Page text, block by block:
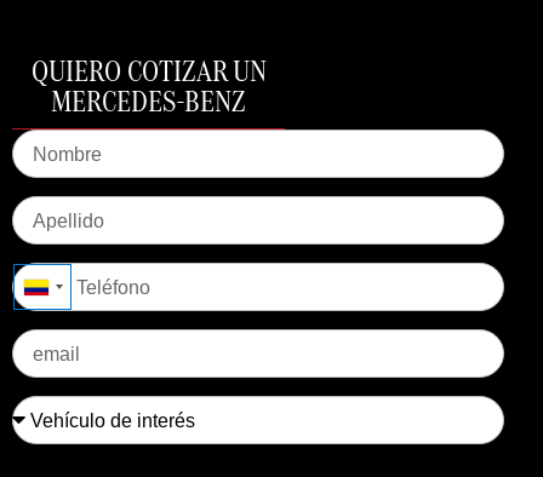
QUIERO COTIZAR UN
MERCEDES-BENZ
Colombia +57